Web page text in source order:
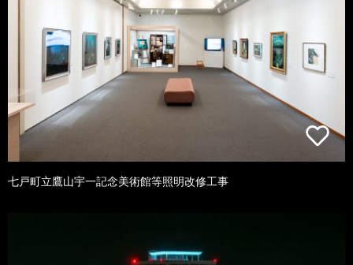
七戸町立鷹山宇一記念美術館等照明改修工事